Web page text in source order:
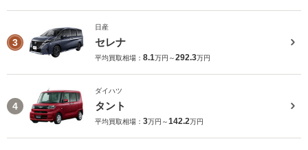
3
日産
セレナ
平均買取相場： 8.1万円～292.3万円
4
ダイハツ
タント
平均買取相場： 3万円～142.2万円